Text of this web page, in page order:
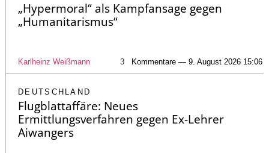
„Hypermoral“ als Kampfansage gegen
„Humanitarismus“
Karlheinz Weißmann 3 Kommentare — 9. August 2026 15:06
DEUTSCHLAND
Flugblattaffäre: Neues
Ermittlungsverfahren gegen Ex-Lehrer
Aiwangers